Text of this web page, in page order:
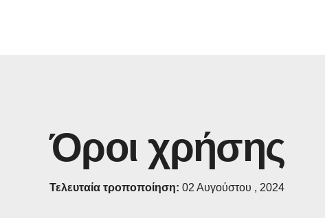
Όροι χρήσης
Τελευταία τροποποίηση: 02 Αυγούστου , 2024